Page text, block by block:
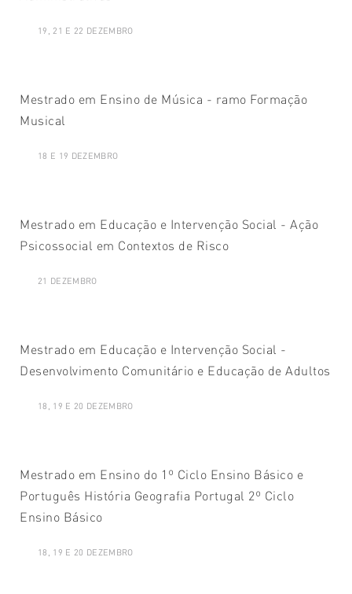
19, 21 E 22 DEZEMBRO
Mestrado em Ensino de Música - ramo Formação
Musical
18 E 19 DEZEMBRO
Mestrado em Educação e Intervenção Social - Ação
Psicossocial em Contextos de Risco
21 DEZEMBRO
Mestrado em Educação e Intervenção Social -
Desenvolvimento Comunitário e Educação de Adultos
18, 19 E 20 DEZEMBRO
Mestrado em Ensino do 1º Ciclo Ensino Básico e
Português História Geografia Portugal 2º Ciclo
Ensino Básico
18, 19 E 20 DEZEMBRO